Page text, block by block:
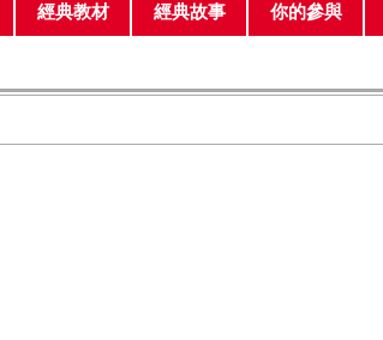
經典教材 經典故事 你的參與